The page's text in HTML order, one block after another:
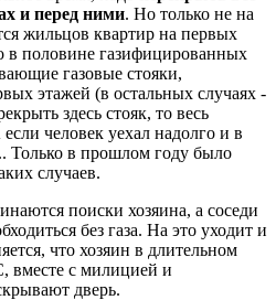
и перед ними. Но только не на
жильцов квартир на первых
половине газифицированных
газовые стояки,
этажей (в остальных случаях -
здесь стояк, то весь
если человек уехал надолго и в
Только в прошлом году было
случаев.
поиски хозяина, а соседи
без газа. На это уходит и
что хозяин в длительном
вместе с милицией и
дверь.